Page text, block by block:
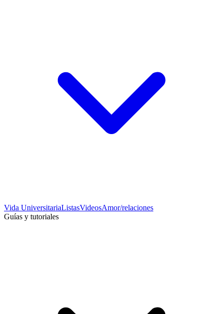
Vida UniversitariaListasVideosAmor/relaciones
Guías y tutoriales